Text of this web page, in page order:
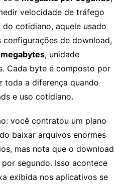
velocidade de tráfego
do cotidiano, aquele usado
configurações de download,
megabytes, unidade
Cada byte é composto por
toda a diferença quando
e uso cotidiano.
você contratou um plano
baixar arquivos enormes
mas nota que o download
segundo. Isso acontece
exibida nos aplicativos se